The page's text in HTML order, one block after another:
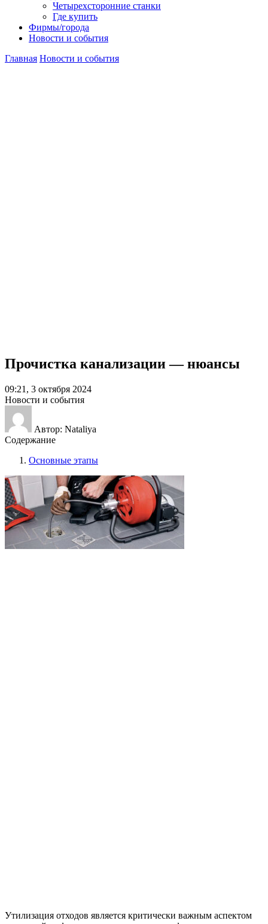
Четырехсторонние станки
Где купить
Фирмы/города
Новости и события
Главная Новости и события
Прочистка канализации — нюансы
09:21, 3 октября 2024
Новости и события
Автор: Nataliya
Содержание
Основные этапы
Утилизация отходов является критически важным аспектом